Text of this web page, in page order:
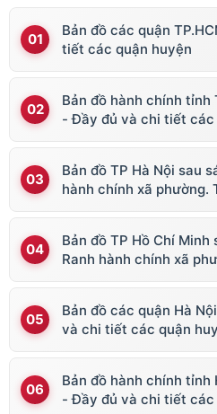
Bản đồ các quận
tiết các quận huyện
Bản đồ hành chính
- Đầy đủ và chi tiết các
Bản đồ TP Hà Nội sau
hành chính xã phường.
Bản đồ TP Hồ Chí
Ranh hành chính xã
Bản đồ các quận Hà
và chi tiết các quận
Bản đồ hành chính
- Đầy đủ và chi tiết các